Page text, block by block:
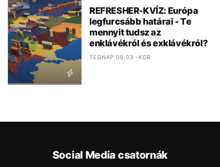
REFRESHER-KVÍZ: Európa
legfurcsább határai - Te
mennyit tudsz az
enklávékról és exklávékról?
TEGNAP 09:03 -KOR
Social Media csatornák